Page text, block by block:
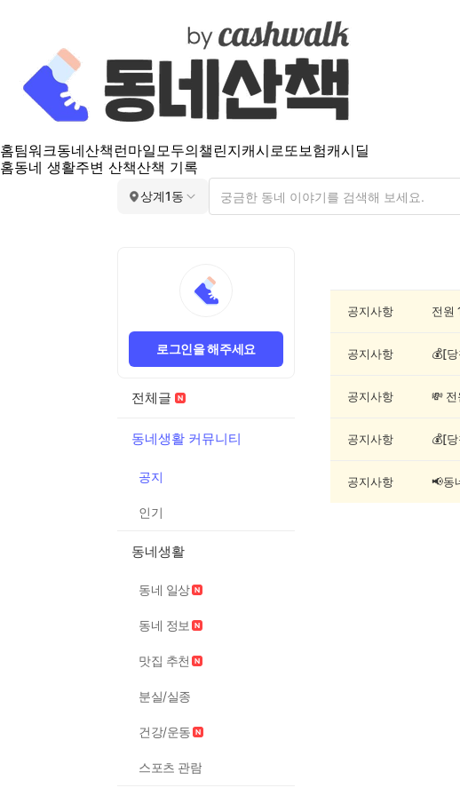
홈팀워크동네산책 런마일모두의챌린지캐시로또보험캐시딜
홈동네 생활주변 산책산책 기록
상계1동
로그인을 해주세요
전체글
동네생활 커뮤니티
공지
인기
동네생활
동네 일상
동네 정보
맛집 추천
분실/실종
건강/운동
스포츠 관람
1
공지사항
공지사항
공지사항
공지사항
공지사항 📢동